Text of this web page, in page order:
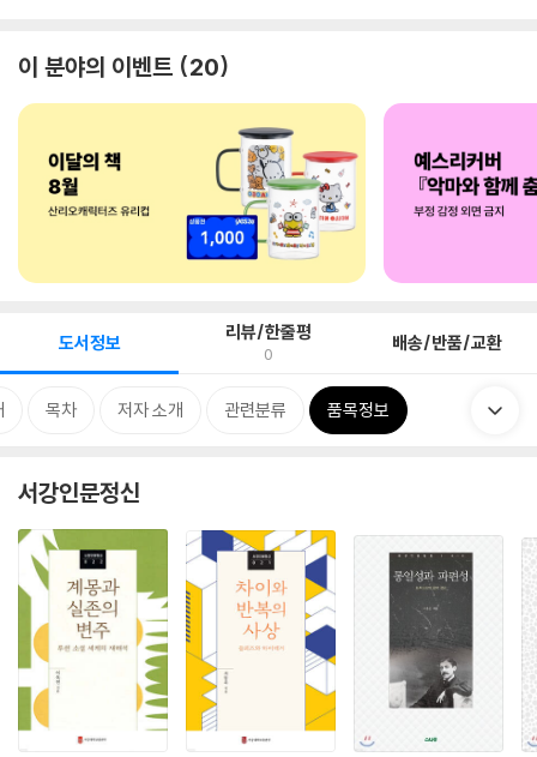
이 분야의 이벤트 20
도서정보 리뷰/한줄평
0 배송/반품/교환
목차 저자 소개 관련분류 품목정보
서강인문정신